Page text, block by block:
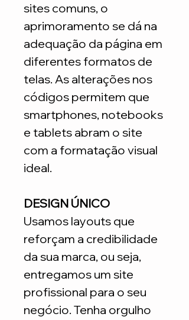
sites comuns, o
aprimoramento se dá na
adequação da página em
diferentes formatos de
telas. As alterações nos
códigos permitem que
smartphones, notebooks
e tablets abram o site
com a formatação visual
ideal.
DESIGN ÚNICO
Usamos layouts que
reforçam a credibilidade
da sua marca, ou seja,
entregamos um site
profissional para o seu
negócio. Tenha orgulho